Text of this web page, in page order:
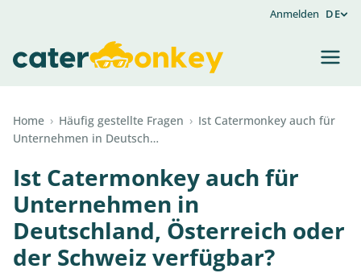
Anmelden DE
Home › Häufig gestellte Fragen › Ist Catermonkey auch für
Unternehmen in Deutsch…
Ist Catermonkey auch für
Unternehmen in
Deutschland, Österreich oder
der Schweiz verfügbar?